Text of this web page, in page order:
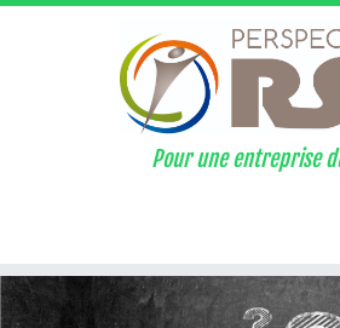
Pour une entreprise